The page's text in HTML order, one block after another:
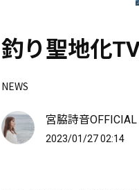
釣り聖地化
NEWS
宮脇詩音OFFICIAL
2023/01/27 02:14